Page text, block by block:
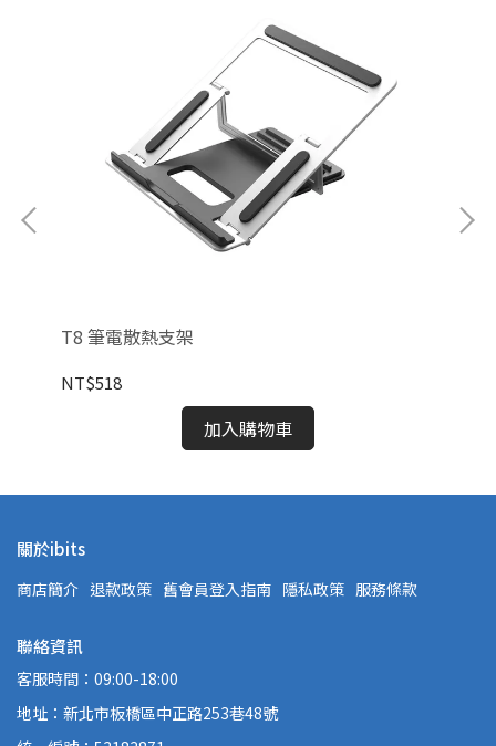
T8 筆電散熱支架
NT$518
加入購物車
關於ibits
商店簡介 退款政策 舊會員登入指南 隱私政策 服務條款
聯絡資訊
客服時間：09:00-18:00
地址：新北市板橋區中正路253巷48號